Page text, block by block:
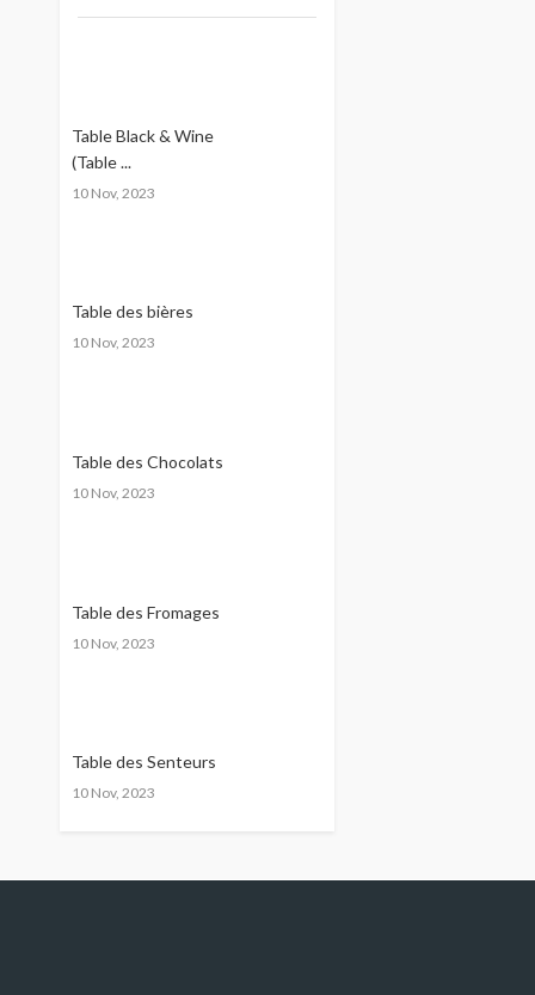
Table Black & Wine
(Table ...
10 Nov, 2023
Table des bières
10 Nov, 2023
Table des Chocolats
10 Nov, 2023
Table des Fromages
10 Nov, 2023
Table des Senteurs
10 Nov, 2023